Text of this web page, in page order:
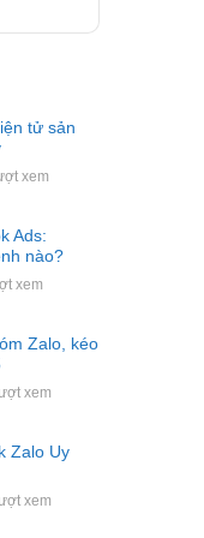
tử sản
xem
Ads:
nào?
xem
Zalo, kéo
xem
Zalo Uy
xem